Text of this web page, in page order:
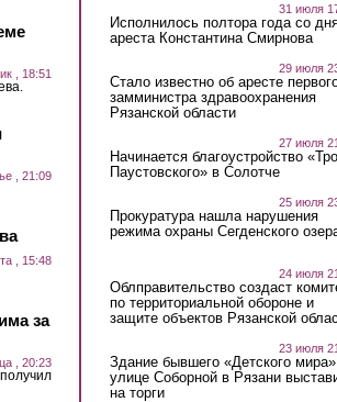
, 18:51
, 21:09
, 15:48
за
, 20:23
31 июля
Исполнилось полтора года со
ареста Константина Смирнова
29 июля
Стало известно об аресте
замминистра здравоохранения
Рязанской области
27 июля
Начинается благоустройство
Паустовского» в Солотче
25 июля
Прокуратура нашла нарушения
режима охраны Сегденского
24 июля
Облправительство создаст
по территориальной обороне и
защите объектов Рязанской
23 июля
Здание бывшего «Детского
улице Соборной в Рязани
на торги